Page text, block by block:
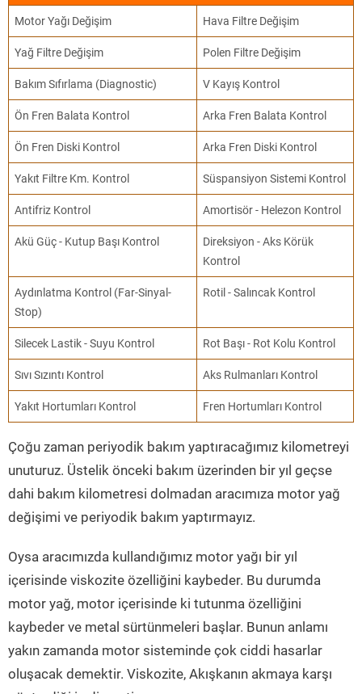
Motor Yağı Değişim Hava Filtre Değişim
Yağ Filtre Değişim Polen Filtre Değişim
Bakım Sıfırlama (Diagnostic) V Kayış Kontrol
Ön Fren Balata Kontrol Arka Fren Balata Kontrol
Ön Fren Diski Kontrol Arka Fren Diski Kontrol
Yakıt Filtre Km. Kontrol Süspansiyon Sistemi Kontrol
Antifriz Kontrol Amortisör - Helezon Kontrol
Akü Güç - Kutup Başı Kontrol
Direksiyon - Aks Körük
Kontrol
Aydınlatma Kontrol (Far-Sinyal-
Stop)
Rotil - Salıncak Kontrol
Silecek Lastik - Suyu Kontrol Rot Başı - Rot Kolu Kontrol
Sıvı Sızıntı Kontrol Aks Rulmanları Kontrol
Yakıt Hortumları Kontrol Fren Hortumları Kontrol
Çoğu zaman periyodik bakım yaptıracağımız kilometreyi
unuturuz. Üstelik önceki bakım üzerinden bir yıl geçse
dahi bakım kilometresi dolmadan aracımıza motor yağ
değişimi ve periyodik bakım yaptırmayız.
Oysa aracımızda kullandığımız motor yağı bir yıl
içerisinde viskozite özelliğini kaybeder. Bu durumda
motor yağ, motor içerisinde ki tutunma özelliğini
kaybeder ve metal sürtünmeleri başlar. Bunun anlamı
yakın zamanda motor sisteminde çok ciddi hasarlar
oluşacak demektir. Viskozite, Akışkanın akmaya karşı